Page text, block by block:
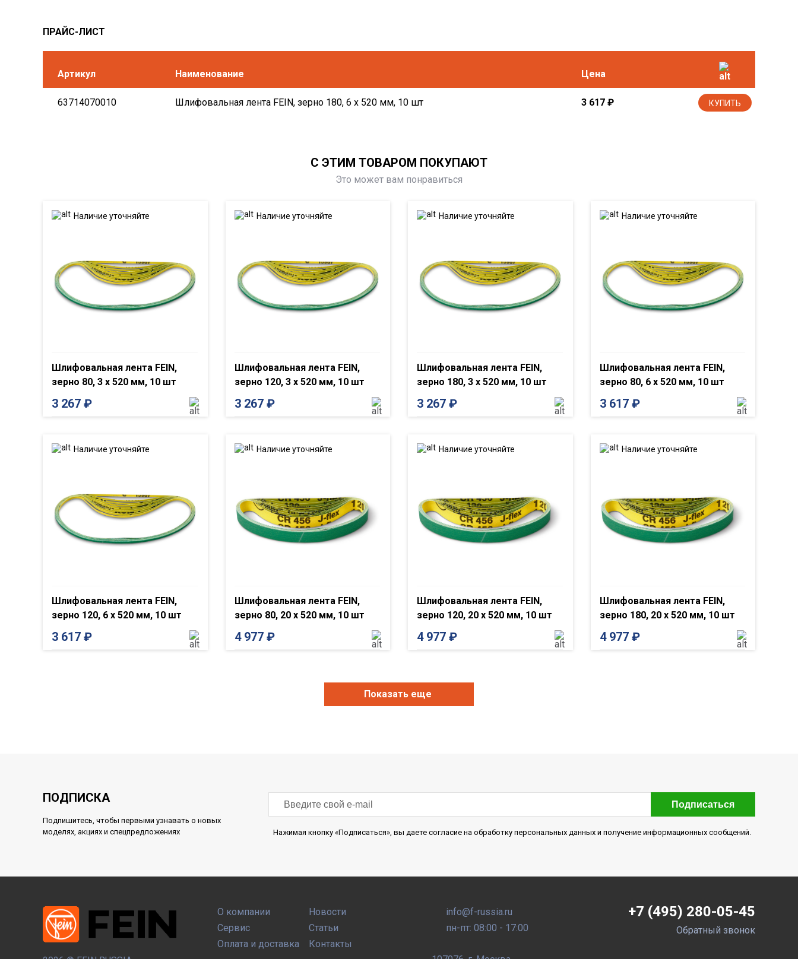
ПРАЙС-ЛИСТ
Артикул Наименование Цена
63714070010 Шлифовальная лента FEIN, зерно 180, 6 x 520 мм, 10 шт 3 617 ₽ КУПИТЬ
С ЭТИМ ТОВАРОМ ПОКУПАЮТ
Это может вам понравиться
Наличие уточняйте
Шлифовальная лента FEIN,
зерно 80, 3 x 520 мм, 10 шт
3 267 ₽
Наличие уточняйте
Шлифовальная лента FEIN,
зерно 120, 3 x 520 мм, 10 шт
3 267 ₽
Наличие уточняйте
Шлифовальная лента FEIN,
зерно 180, 3 x 520 мм, 10 шт
3 267 ₽
Наличие уточняйте
Шлифовальная лента FEIN,
зерно 80, 6 x 520 мм, 10 шт
3 617 ₽
Наличие уточняйте
Шлифовальная лента FEIN,
зерно 120, 6 x 520 мм, 10 шт
3 617 ₽
Наличие уточняйте
Шлифовальная лента FEIN,
зерно 80, 20 x 520 мм, 10 шт
4 977 ₽
Наличие уточняйте
Шлифовальная лента FEIN,
зерно 120, 20 x 520 мм, 10 шт
4 977 ₽
Наличие уточняйте
Шлифовальная лента FEIN,
зерно 180, 20 x 520 мм, 10 шт
4 977 ₽
Показать еще
ПОДПИСКА
Подпишитесь, чтобы первыми узнавать о новых
моделях, акциях и спецпредложениях
Подписаться
Нажимая кнопку «Подписаться», вы даете согласие на обработку персональных данных и получение информационных сообщений.
О компании
Сервис
Оплата и доставка
Новости
Статьи
Контакты
info@f-russia.ru
пн-пт: 08:00 - 17:00
+7 (495) 280-05-45
Обратный звонок